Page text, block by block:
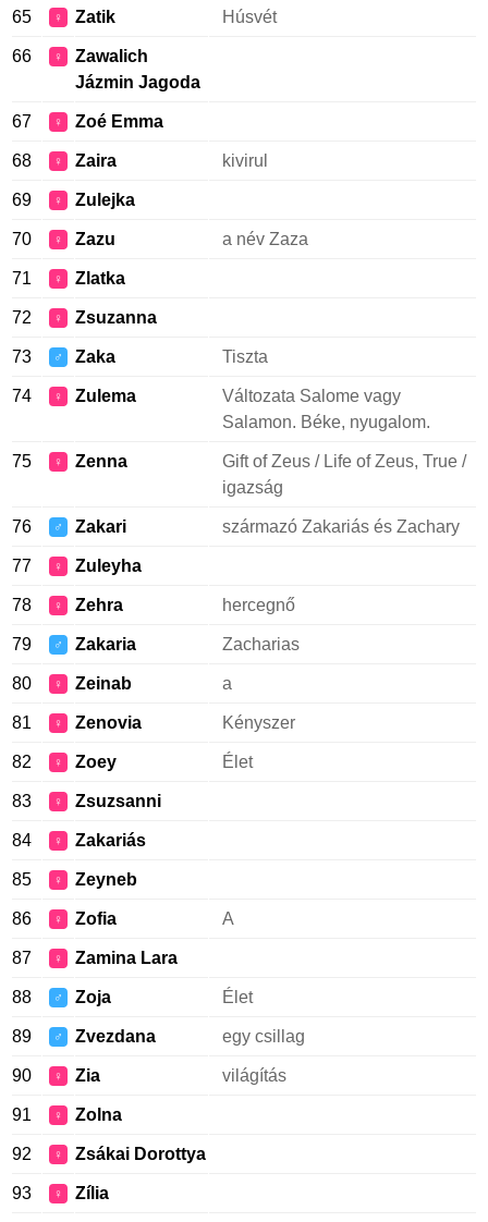
65 ♀ Zatik Húsvét
66 ♀
Zawalich
Jázmin Jagoda
67 ♀ Zoé Emma
68 ♀ Zaira kivirul
69 ♀ Zulejka
70 ♀ Zazu a név Zaza
71 ♀ Zlatka
72 ♀ Zsuzanna
73 ♂ Zaka Tiszta
74 ♀ Zulema
Változata Salome vagy
Salamon. Béke, nyugalom.
75 ♀ Zenna
Gift of Zeus / Life of Zeus, True /
igazság
76 ♂ Zakari származó Zakariás és Zachary
77 ♀ Zuleyha
78 ♀ Zehra hercegnő
79 ♂ Zakaria Zacharias
80 ♀ Zeinab a
81 ♀ Zenovia Kényszer
82 ♀ Zoey Élet
83 ♀ Zsuzsanni
84 ♀ Zakariás
85 ♀ Zeyneb
86 ♀ Zofia A
87 ♀ Zamina Lara
88 ♂ Zoja Élet
89 ♂ Zvezdana egy csillag
90 ♀ Zia világítás
91 ♀ Zolna
92 ♀ Zsákai Dorottya
93 ♀ Zília